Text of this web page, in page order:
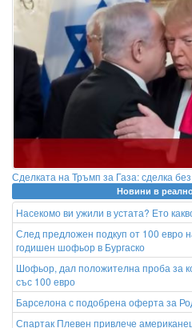
Сделката на Тръмп за Газа: сделка без
Новини в
Насекомо ви ужили в устата? Ето
След предложен подкуп от 100 евро
годишен шофьор в Бургаско
Шофьор, дал положителна проба за
със 100 евро
Барселона с подобрена оферта за
Спартак Плевен привлече